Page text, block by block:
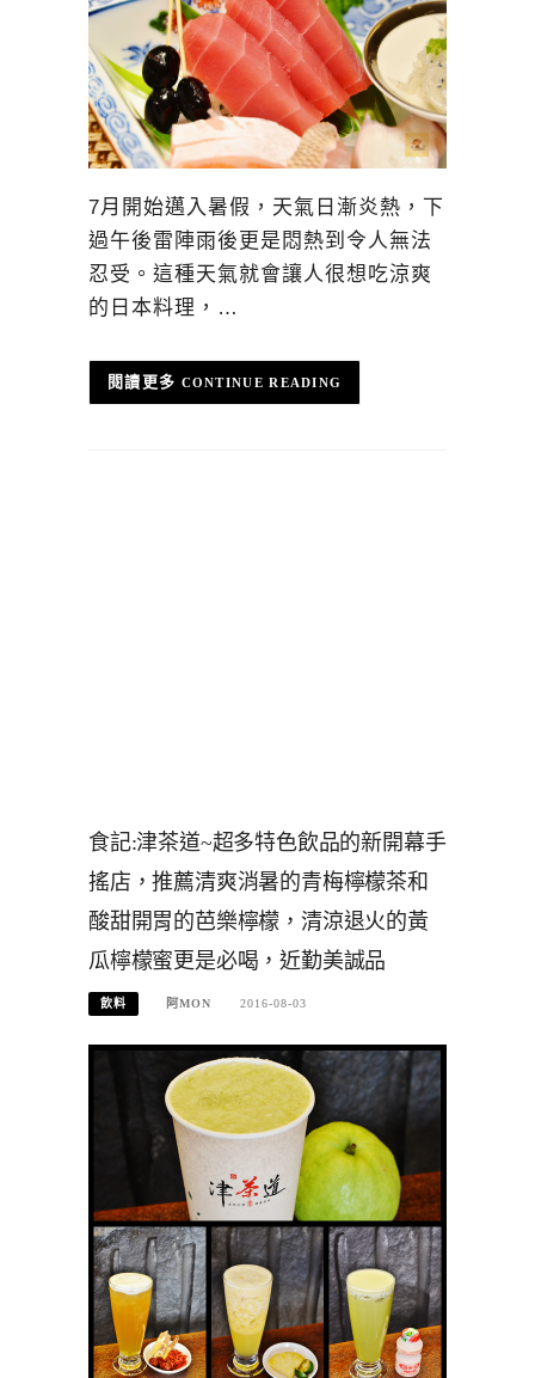
7月開始邁入暑假，天氣日漸炎熱，下
過午後雷陣雨後更是悶熱到令人無法
忍受。這種天氣就會讓人很想吃涼爽
的日本料理，…
CONTINUE READING
食記:津茶道~超多特色飲品的新開幕手
搖店，推薦清爽消暑的青梅檸檬茶和
酸甜開胃的芭樂檸檬，清涼退火的黃
瓜檸檬蜜更是必喝，近勤美誠品
飲料 阿MON 2016-08-03